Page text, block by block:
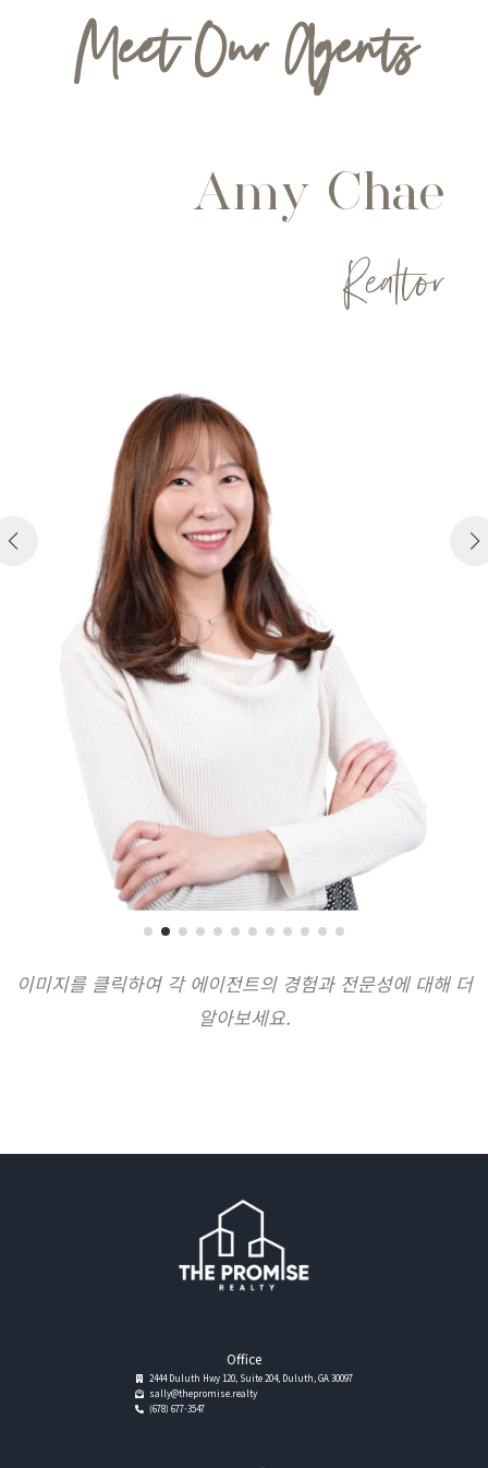
Meet Our Agents
Amy Chae
Realtor
이미지를 클릭하여 각 에이전트의 경험과 전문성에 대해 더
알아보세요.
Office
2444 Duluth Hwy 120, Suite 204, Duluth, GA 30097
sally@thepromise.realty
(678) 677-3547